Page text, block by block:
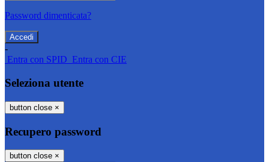
Password dimenticata?
-
Entra con SPID Entra con CIE
Seleziona utente
button close ×
Recupero password
button close ×